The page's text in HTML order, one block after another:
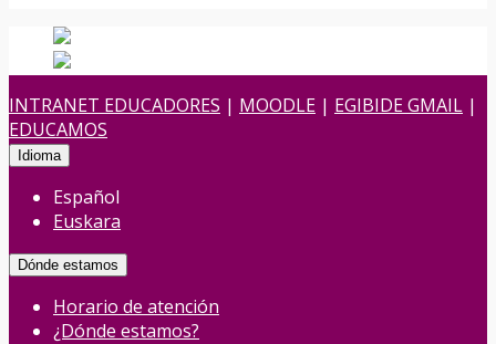
INTRANET EDUCADORES | MOODLE | EGIBIDE GMAIL |
EDUCAMOS
Idioma
Español
Euskara
Dónde estamos
Horario de atención
¿Dónde estamos?